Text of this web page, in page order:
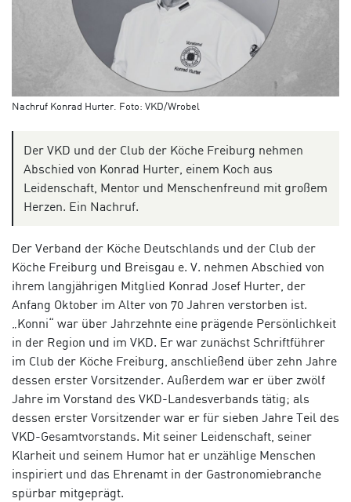
Nachruf Konrad Hurter. Foto: VKD/Wrobel
Der VKD und der Club der Köche Freiburg nehmen
Abschied von Konrad Hurter, einem Koch aus
Leidenschaft, Mentor und Menschenfreund mit großem
Herzen. Ein Nachruf.
Der Verband der Köche Deutschlands und der Club der
Köche Freiburg und Breisgau e. V. nehmen Abschied von
ihrem langjährigen Mitglied Konrad Josef Hurter, der
Anfang Oktober im Alter von 70 Jahren verstorben ist.
„Konni“ war über Jahrzehnte eine prägende Persönlichkeit
in der Region und im VKD. Er war zunächst Schriftführer
im Club der Köche Freiburg, anschließend über zehn Jahre
dessen erster Vorsitzender. Außerdem war er über zwölf
Jahre im Vorstand des VKD-Landesverbands tätig; als
dessen erster Vorsitzender war er für sieben Jahre Teil des
VKD-Gesamtvorstands. Mit seiner Leidenschaft, seiner
Klarheit und seinem Humor hat er unzählige Menschen
inspiriert und das Ehrenamt in der Gastronomiebranche
spürbar mitgeprägt.